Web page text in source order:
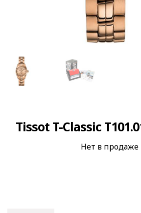
Tissot T-Classic
Нет в продаже